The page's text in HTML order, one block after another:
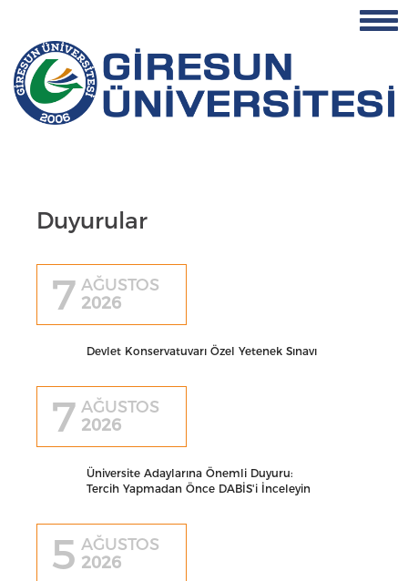
Duyurular
7 AĞUSTOS
2026
Devlet Konservatuvarı Özel Yetenek Sınavı
7 AĞUSTOS
2026
Üniversite Adaylarına Önemli Duyuru:
Tercih Yapmadan Önce DABİS'i İnceleyin
5 AĞUSTOS
2026